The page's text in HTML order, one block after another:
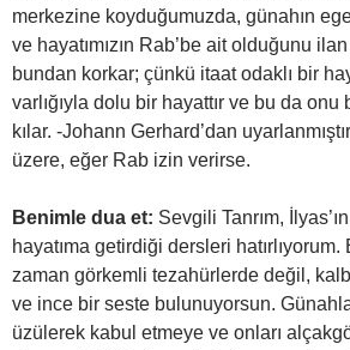
merkezine koyduğumuzda, günahın
ve hayatımızın Rab’be ait olduğunu
bundan korkar; çünkü itaat odaklı bir
varlığıyla dolu bir hayattır ve bu da onu
kılar. -Johann Gerhard’dan
üzere, eğer Rab izin verirse.
Benimle dua et: Sevgili Tanrım,
hayatıma getirdiği dersleri
zaman görkemli tezahürlerde değil,
ve ince bir seste bulunuyorsun.
üzülerek kabul etmeye ve onları